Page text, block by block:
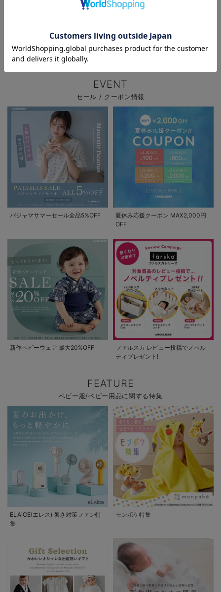
サイズを間違って注文した為、返品・交換したい
届いた商品に不具合があった為、交換・返品したい
お気に入り商品を確認する
ベビー用品TOP ベビー全商品
EVENT
セール / クーポン情報
パジャマサマーセール全品5%OFF
夏休み応援クーポン MAX2,000円
OFF
新作ベビーウェア 最大20%OFF
ファルスカ レビュー投稿でノベル
ティプレゼント!
FEATURE
ベビー服/ベビー用品に関する特集
ELAiCE(エレス) 暑さ対策ファン特
集
モンポケ特集